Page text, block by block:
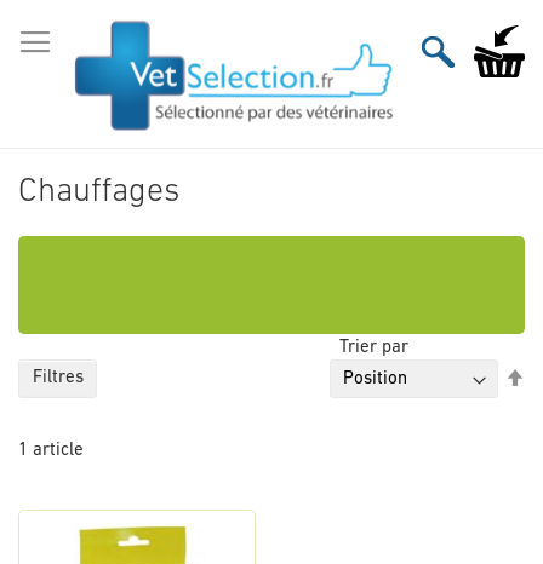
au
contenu
Mon
Chauffages
1 article
Trier par
Filtres